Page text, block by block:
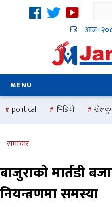
आज :
MENU
political भिडियो
national
समाचार
बाजुराको मार्तडी
नियन्त्रणमा समस्या